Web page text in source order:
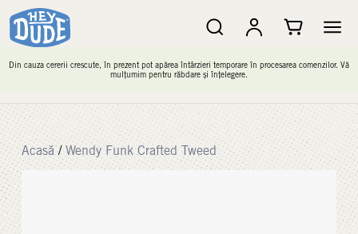
Din cauza cererii crescute, în prezent pot apărea întârzieri temporare în procesarea comenzilor. Vă
mulțumim pentru răbdare și înțelegere.
Acasă / Wendy Funk Crafted Tweed